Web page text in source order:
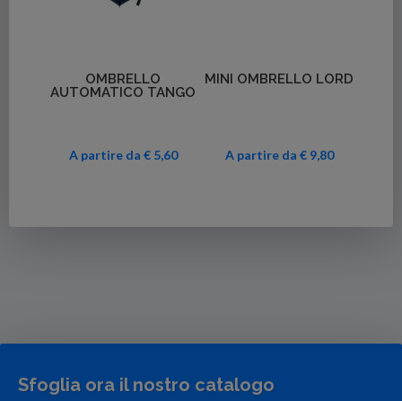
Dettagli
OMBRELLO
AUTOMATICO TANGO
A partire da € 5,60
Dettagli
MINI OMBRELLO LORD
A partire da € 9,80
Sfoglia ora il nostro catalogo